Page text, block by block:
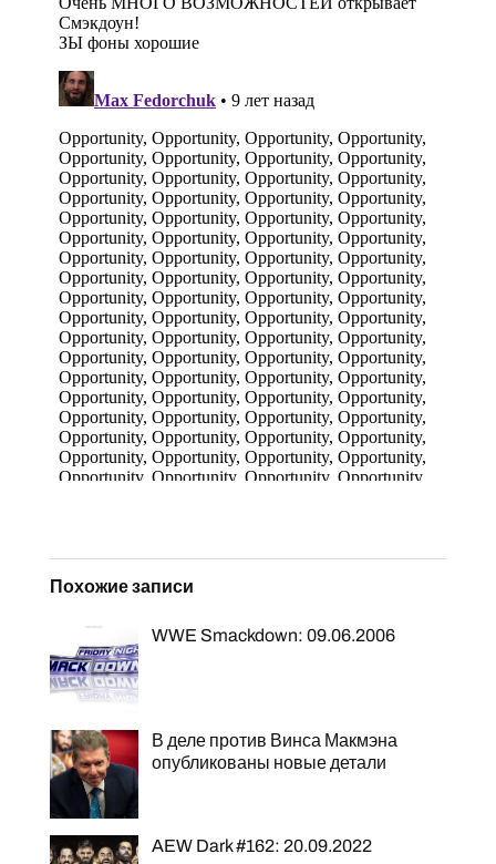
Похожие записи
WWE Smackdown: 09.06.2006
В деле против Винса Макмэна
опубликованы новые детали
AEW Dark #162: 20.09.2022